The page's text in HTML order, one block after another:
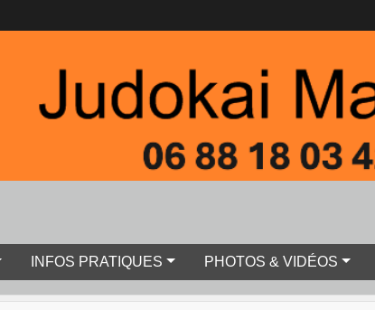
INFOS PRATIQUES PHOTOS & VIDÉOS